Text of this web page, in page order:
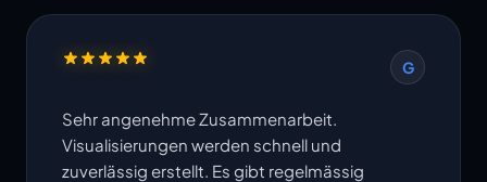
G
Sehr angenehme Zusammenarbeit.
Visualisierungen werden schnell und
zuverlässig erstellt. Es gibt regelmässig